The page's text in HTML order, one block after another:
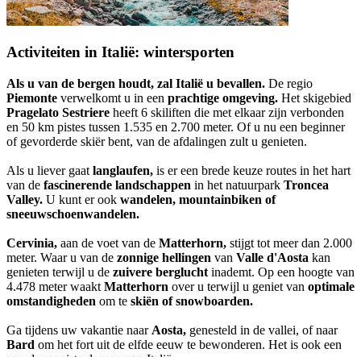
Activiteiten in Italië: wintersporten
Als u van de bergen houdt, zal Italië u bevallen. De regio
Piemonte verwelkomt u in een prachtige omgeving. Het skigebied
Pragelato Sestriere heeft 6 skiliften die met elkaar zijn verbonden
en 50 km pistes tussen 1.535 en 2.700 meter. Of u nu een beginner
of gevorderde skiër bent, van de afdalingen zult u genieten.
Als u liever gaat langlaufen, is er een brede keuze routes in het hart
van de fascinerende landschappen in het natuurpark Troncea
Valley. U kunt er ook wandelen, mountainbiken of
sneeuwschoenwandelen.
Cervinia, aan de voet van de Matterhorn, stijgt tot meer dan 2.000
meter. Waar u van de zonnige hellingen van Valle d'Aosta kan
genieten terwijl u de zuivere berglucht inademt. Op een hoogte van
4.478 meter waakt Matterhorn over u terwijl u geniet van optimale
omstandigheden om te skiën of snowboarden.
Ga tijdens uw vakantie naar Aosta, genesteld in de vallei, of naar
Bard om het fort uit de elfde eeuw te bewonderen. Het is ook een